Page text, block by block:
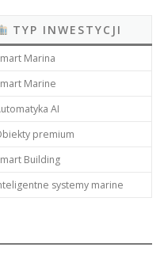
TYP INWESTYCJI
Marina
Marine
AI
premium
Building
systemy marine